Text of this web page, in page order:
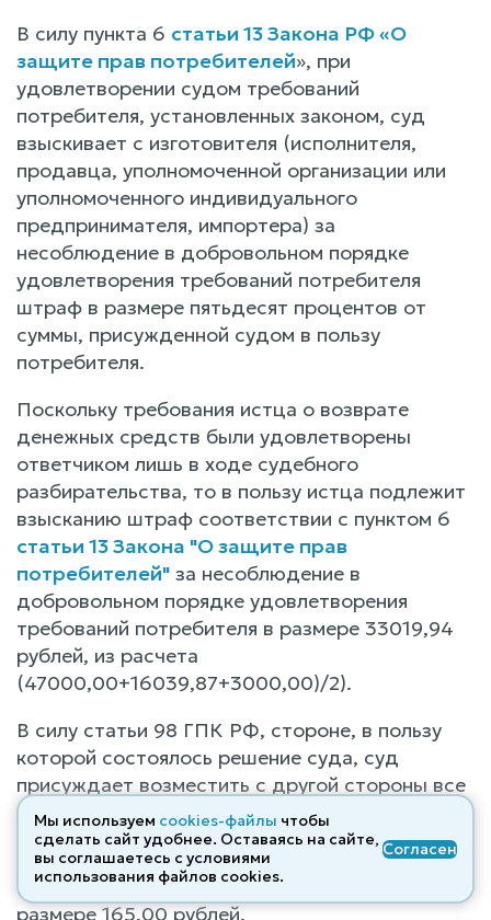
В силу пункта 6 статьи 13 Закона РФ «О
защите прав потребителей», при
удовлетворении судом требований
потребителя, установленных законом, суд
взыскивает с изготовителя (исполнителя,
продавца, уполномоченной организации или
уполномоченного индивидуального
предпринимателя, импортера) за
несоблюдение в добровольном порядке
удовлетворения требований потребителя
штраф в размере пятьдесят процентов от
суммы, присужденной судом в пользу
потребителя.
Поскольку требования истца о возврате
денежных средств были удовлетворены
ответчиком лишь в ходе судебного
разбирательства, то в пользу истца подлежит
взысканию штраф соответствии с пунктом 6
статьи 13 Закона "О защите прав
потребителей" за несоблюдение в
добровольном порядке удовлетворения
требований потребителя в размере 33019,94
рублей, из расчета
(47000,00+16039,87+3000,00)/2).
В силу статьи 98 ГПК РФ, стороне, в пользу
которой состоялось решение суда, суд
присуждает возместить с другой стороны все
понесенные по делу судебные расходы.
На основании изложенного с ответчика
подлежат взысканию почтовые расходы в
размере 165,00 рублей.
Мы используем cookies-файлы чтобы
сделать сайт удобнее. Оставаясь на сайте,
вы соглашаетесь с условиями
использования файлов cооkies.
Согласен